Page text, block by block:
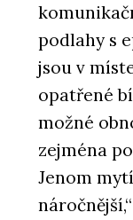
podlahy s
jsou v
opatřené
možné
zejména
Jenom